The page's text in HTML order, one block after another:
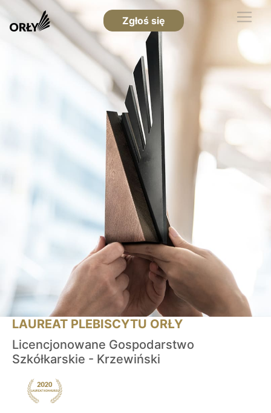
Zgłoś się
LAUREAT PLEBISCYTU ORŁY
Licencjonowane Gospodarstwo
Szkółkarskie - Krzewiński